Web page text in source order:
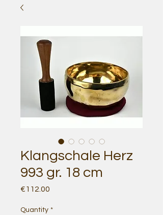
Klangschale Herz
993 gr. 18 cm
€112.00
Quantity *